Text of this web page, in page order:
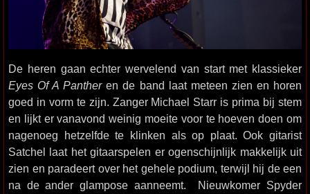
De heren gaan echter wervelend van start met klassieker
Eyes Of A Pantheren de band laat meteen zien en horen
goed in vorm te zijn. Zanger Michael Starr is prima bij stem
en lijkt er vanavond weinig moeite voor te hoeven doen om
nagenoeg hetzelfde te klinken als op plaat. Ook gitarist
Satchel laat het gitaarspelen er ogenschijnlijk makkelijk uit
zien en paradeert over het gehele podium, terwijl hij de een
na de ander glampose aanneemt. Nieuwkomer Spyder